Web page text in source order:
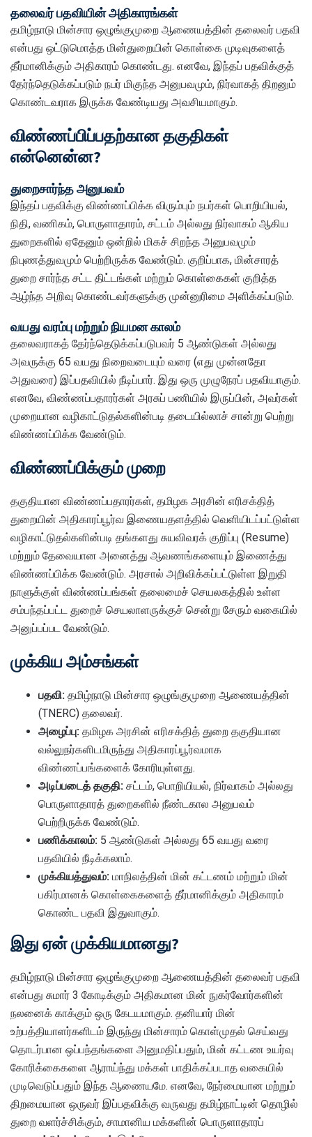
தலைவர் பதவியின் அதிகாரங்கள்
தமிழ்நாடு மின்சார ஒழுங்குமுறை ஆணையத்தின் தலைவர் பதவி
என்பது ஒட்டுமொத்த மின்துறையின் கொள்கை முடிவுகளைத்
தீர்மானிக்கும் அதிகாரம் கொண்டது. எனவே, இந்தப் பதவிக்குத்
தேர்ந்தெடுக்கப்படும் நபர் மிகுந்த அனுபவமும், நிர்வாகத் திறனும்
கொண்டவராக இருக்க வேண்டியது அவசியமாகும்.
விண்ணப்பிப்பதற்கான தகுதிகள்
என்னென்ன?
துறைசார்ந்த அனுபவம்
இந்தப் பதவிக்கு விண்ணப்பிக்க விரும்பும் நபர்கள் பொறியியல்,
நிதி, வணிகம், பொருளாதாரம், சட்டம் அல்லது நிர்வாகம் ஆகிய
துறைகளில் ஏதேனும் ஒன்றில் மிகச் சிறந்த அனுபவமும்
நிபுணத்துவமும் பெற்றிருக்க வேண்டும். குறிப்பாக, மின்சாரத்
துறை சார்ந்த சட்ட திட்டங்கள் மற்றும் கொள்கைகள் குறித்த
ஆழ்ந்த அறிவு கொண்டவர்களுக்கு முன்னுரிமை அளிக்கப்படும்.
வயது வரம்பு மற்றும் நியமன காலம்
தலைவராகத் தேர்ந்தெடுக்கப்படுபவர் 5 ஆண்டுகள் அல்லது
அவருக்கு 65 வயது நிறைவடையும் வரை (எது முன்னதோ
அதுவரை) இப்பதவியில் நீடிப்பார். இது ஒரு முழுநேரப் பதவியாகும்.
எனவே, விண்ணப்பதாரர்கள் அரசுப் பணியில் இருப்பின், அவர்கள்
முறையான வழிகாட்டுதல்களின்படி தடையில்லாச் சான்று பெற்று
விண்ணப்பிக்க வேண்டும்.
விண்ணப்பிக்கும் முறை
தகுதியான விண்ணப்பதாரர்கள், தமிழக அரசின் எரிசக்தித்
துறையின் அதிகாரப்பூர்வ இணையதளத்தில் வெளியிடப்பட்டுள்ள
வழிகாட்டுதல்களின்படி தங்களது சுயவிவரக் குறிப்பு (Resume)
மற்றும் தேவையான அனைத்து ஆவணங்களையும் இணைத்து
விண்ணப்பிக்க வேண்டும். அரசால் அறிவிக்கப்பட்டுள்ள இறுதி
நாளுக்குள் விண்ணப்பங்கள் தலைமைச் செயலகத்தில் உள்ள
சம்பந்தப்பட்ட துறைச் செயலாளருக்குச் சென்று சேரும் வகையில்
அனுப்பப்பட வேண்டும்.
முக்கிய அம்சங்கள்
பதவி: தமிழ்நாடு மின்சார ஒழுங்குமுறை ஆணையத்தின்
(TNERC) தலைவர்.
அழைப்பு: தமிழக அரசின் எரிசக்தித் துறை தகுதியான
வல்லுநர்களிடமிருந்து அதிகாரப்பூர்வமாக
விண்ணப்பங்களைக் கோரியுள்ளது.
அடிப்படைத் தகுதி: சட்டம், பொறியியல், நிர்வாகம் அல்லது
பொருளாதாரத் துறைகளில் நீண்டகால அனுபவம்
பெற்றிருக்க வேண்டும்.
பணிக்காலம்: 5 ஆண்டுகள் அல்லது 65 வயது வரை
பதவியில் நீடிக்கலாம்.
முக்கியத்துவம்: மாநிலத்தின் மின் கட்டணம் மற்றும் மின்
பகிர்மானக் கொள்கைகளைத் தீர்மானிக்கும் அதிகாரம்
கொண்ட பதவி இதுவாகும்.
இது ஏன் முக்கியமானது?
தமிழ்நாடு மின்சார ஒழுங்குமுறை ஆணையத்தின் தலைவர் பதவி
என்பது சுமார் 3 கோடிக்கும் அதிகமான மின் நுகர்வோர்களின்
நலனைக் காக்கும் ஒரு கேடயமாகும். தனியார் மின்
உற்பத்தியாளர்களிடம் இருந்து மின்சாரம் கொள்முதல் செய்வது
தொடர்பான ஒப்பந்தங்களை அனுமதிப்பதும், மின் கட்டண உயர்வு
கோரிக்கைகளை ஆராய்ந்து மக்கள் பாதிக்கப்படாத வகையில்
முடிவெடுப்பதும் இந்த ஆணையமே. எனவே, நேர்மையான மற்றும்
திறமையான ஒருவர் இப்பதவிக்கு வருவது தமிழ்நாட்டின் தொழில்
துறை வளர்ச்சிக்கும், சாமானிய மக்களின் பொருளாதாரப்